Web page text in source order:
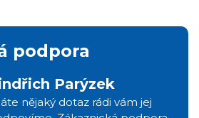
podpora
Parýzek
nějaký dotaz rádi vám jej